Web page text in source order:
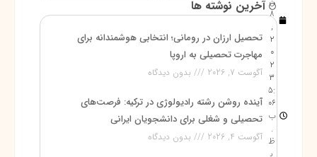
8
,
2
0
2
3
5:
06
ب
.
ظ
ب
آخرین نوشته ها
تحصیل ارزان در رومانی؛ انتخابی هوشمندانه برای
مهاجرت تحصیلی به اروپا
آگوست 7, 2026 بدون دیدگاه
آینده روشن رشته رادیولوژی در ترکیه: فرصت‌های
تحصیلی و شغلی برای دانشجویان ایرانی
آگوست 4, 2026 بدون دیدگاه